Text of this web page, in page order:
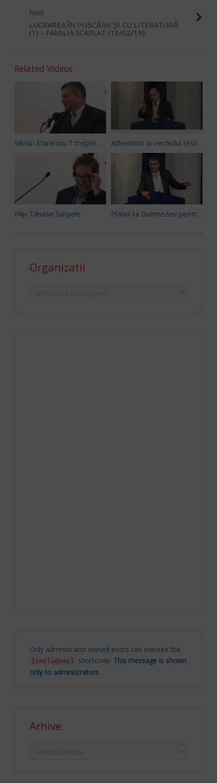
Next
LUCRAREA ÎN PUȘCĂRII ȘI CU LITERATURĂ
(1) – FAMILIA SCARLAT (16/02/19)
Related Videos
Silvian Stanescu 7 trepte spre desavarsire Adventisti ai vechiului testament: Moise si generatia lui (pt 3) – Pr. Paul Boeru (27/02/16)
Filip Tănase Șarpele Planul lui Dumnezeu pentru tine – Dr. Emanoil Geaboc (06/01/18)
Organizatii
Only admnistrator owned posts can execute the
[includeme] shortcode. This message is shown
only to administrators.
Arhive